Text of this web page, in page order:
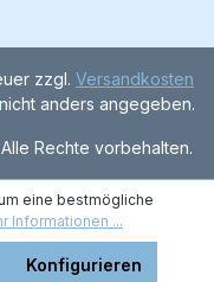
zzgl. Versandkosten
anders angegeben.
Rechte vorbehalten.
eine bestmögliche
Informationen ...
Konfigurieren